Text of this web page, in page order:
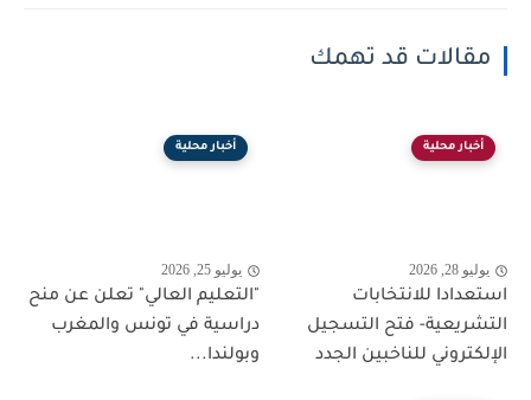
مقالات قد تهمك
أخبار محلية
يوليو 28, 2026
استعدادا للانتخابات
التشريعية- فتح التسجيل
الإلكتروني للناخبين الجدد
أخبار محلية
يوليو 25, 2026
"التعليم العالي" تعلن عن منح
دراسية في تونس والمغرب
وبولندا...